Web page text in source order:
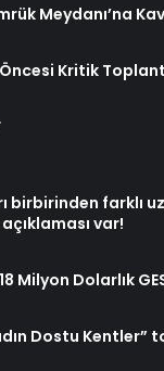
Meydanı’na
Kritik
birbirinden farklı
var!
Milyon Dolarlık GES
Dostu Kentler”